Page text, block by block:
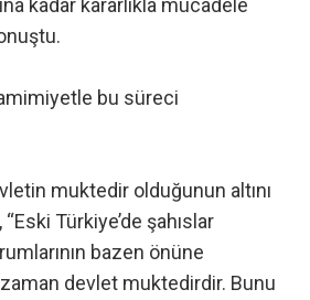
kadar kararlıkla mücadele
bu süreci
muktedir olduğunun altını
Türkiye’de şahıslar
bazen önüne
devlet muktedirdir. Bunu